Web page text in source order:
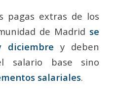
pagas extras de los
de Madrid se
diciembre y deben
salario base sino
salariales.